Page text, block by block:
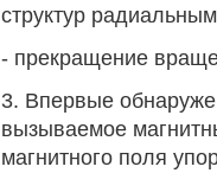
структур
- прекращение
3. Впервые
вызываемое
магнитного поля